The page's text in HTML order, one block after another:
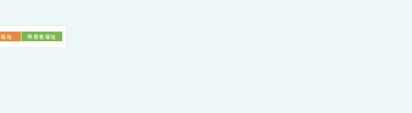
祉 障害者福祉